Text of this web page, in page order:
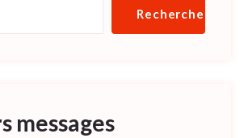
Rechercher
messages